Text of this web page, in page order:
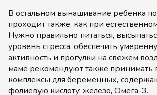
В остальном вынашивание ребенка
проходит также, как при
Нужно правильно питаться,
уровень стресса, обеспечить
активность и прогулки на свежем
маме рекомендуют также принимать
комплексы для беременных,
фолиевую кислоту, железо, Омега-3.